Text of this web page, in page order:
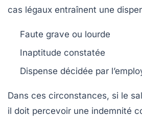
cas légaux entraînent une
Faute grave ou lourde
Inaptitude constatée
Dispense décidée par
Dans ces circonstances, si le
il doit percevoir une indemnité